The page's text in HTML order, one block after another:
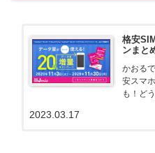
格安
ンまと
かおる
安スマ
も！ど
る自身
2023.03.17